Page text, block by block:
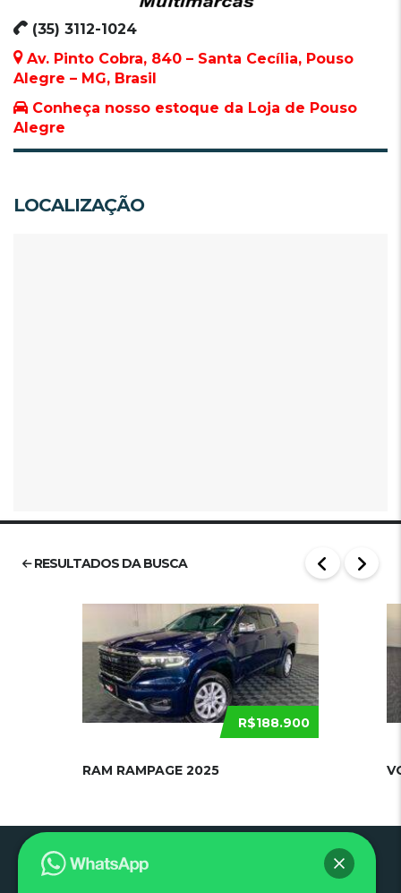
(35) 3112-1024
Av. Pinto Cobra, 840 – Santa Cecília, Pouso
Alegre – MG, Brasil
Conheça nosso estoque da Loja de Pouso
Alegre
LOCALIZAÇÃO
RESULTADOS DA BUSCA
R$188.900
RAM RAMPAGE 2025